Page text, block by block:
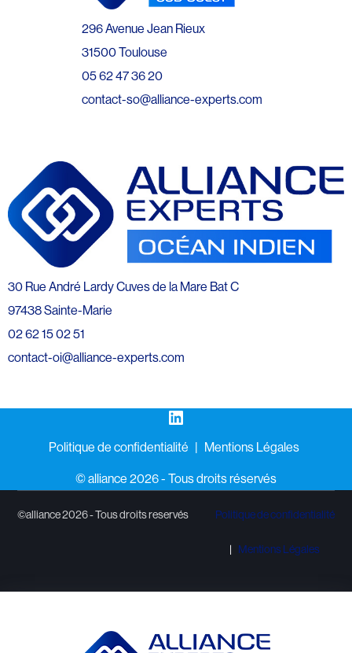
296 Avenue Jean Rieux
31500 Toulouse
05 62 47 36 20
contact-so@alliance-experts.com
30 Rue André Lardy Cuves de la Mare Bat C
97438 Sainte-Marie
02 62 15 02 51
contact-oi@alliance-experts.com
LinkedIn
Politique de confidentialité
Mentions Légales
©️ alliance 2026 - Tous droits réservés
©alliance 2026 - Tous droits reservés Politique de confidentialité
Mentions Légales